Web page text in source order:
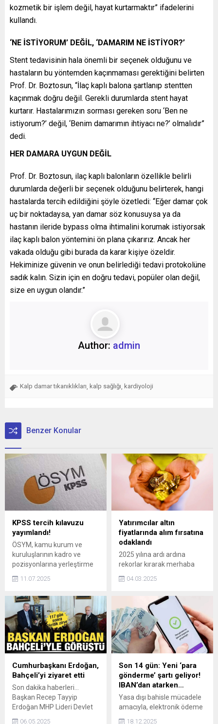
kozmetik bir işlem değil, hayat kurtarmaktır” ifadelerini
kullandı.
‘NE İSTİYORUM’ DEĞİL, ‘DAMARIM NE İSTİYOR?’
Stent tedavisinin hala önemli bir seçenek olduğunu ve
hastaların bu yöntemden kaçınmaması gerektiğini belirten
Prof. Dr. Boztosun, “İlaç kaplı balona şartlanıp stentten
kaçınmak doğru değil. Gerekli durumlarda stent hayat
kurtarır. Hastalarımızın sorması gereken soru ‘Ben ne
istiyorum?’ değil, ‘Benim damarımın ihtiyacı ne?’ olmalıdır”
dedi.
HER DAMARA UYGUN DEĞİL
Prof. Dr. Boztosun, ilaç kaplı balonların özellikle belirli
durumlarda değerli bir seçenek olduğunu belirterek, hangi
hastalarda tercih edildiğini şöyle özetledi: “Eğer damar çok
uç bir noktadaysa, yan damar söz konusuysa ya da
hastanın ileride bypass olma ihtimalini korumak istiyorsak
ilaç kaplı balon yöntemini ön plana çıkarırız. Ancak her
vakada olduğu gibi burada da karar kişiye özeldir.
Hekiminize güvenin ve onun belirlediği tedavi protokolüne
sadık kalın. Sizin için en doğru tedavi, popüler olan değil,
size en uygun olandır.”
Author: admin
Kalp damar tıkanıklıkları kalp sağlığı kardiyoloji
Benzer Konular
KPSS tercih kılavuzu
yayımlandı!
ÖSYM, kamu kurum ve
kuruluşlarının kadro ve
pozisyonlarına yerleştirme
2025/1 tercih sürecinin
tercih işlemlerini 10-17
Temmuz 2025 tarihleri
arasında
gerçekleştirebilecek.
11.07.2025
Yatırımcılar altın
fiyatlarında alım fırsatına
odaklandı
2025 yılına ardı ardına
rekorlar kırarak merhaba
ticaret savaşlarının etkisiyle
Ancak iki hafta önce cuma
günü yaşanan sert düşüşün
ardından fiyatlarda yaklaşık
yüzde 4'lük bir çekile
yaşandı. Kimi yatırımcılar bu
fiyatları alı fırsatı olarak
değerlendirirken kimi de
alım için daha düşük
seviyelere odaklandı.
04.03.2025
Cumhurbaşkanı Erdoğan,
Bahçeli’yi ziyaret etti
Son dakika haberleri...
Başkan Recep Tayyip
Erdoğan MHP Lideri Devlet
06.05.2025
Son 14 gün: Yeni ‘para
gönderme’ şartı geliyor!
IBAN’dan atarken…
Yasa dışı bahisle mücadele
amacıyla, elektronik ödeme
18.12.2025